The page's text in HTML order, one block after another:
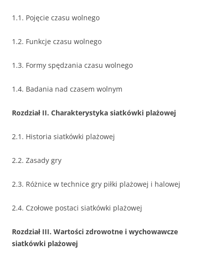
1.1. Pojęcie czasu wolnego
1.2. Funkcje czasu wolnego
1.3. Formy spędzania czasu wolnego
1.4. Badania nad czasem wolnym
Rozdział II. Charakterystyka siatkówki plażowej
2.1. Historia siatkówki plażowej
2.2. Zasady gry
2.3. Różnice w technice gry piłki plażowej i halowej
2.4. Czołowe postaci siatkówki plażowej
Rozdział III. Wartości zdrowotne i wychowawcze
siatkówki plażowej